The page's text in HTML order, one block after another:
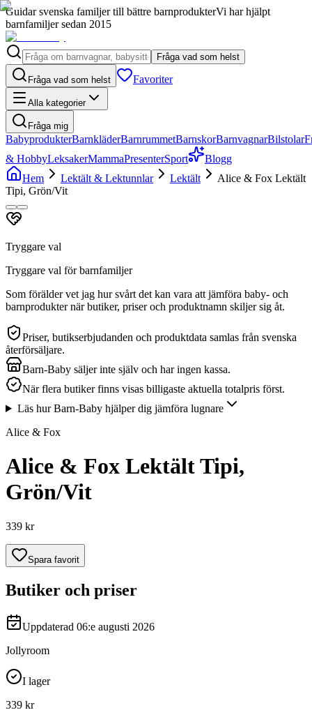
Guidar svenska familjer till bättre barnprodukterVi har hjälpt
barnfamiljer sedan 2015
Fråga vad som helst
Fråga vad som helst Favoriter
Alla kategorier
Fråga mig
BabyprodukterBarnkläderBarnrummetBarnskorBarnvagnarBilstolar
& HobbyLeksakerMammaPresenterSport
Blogg
Hem
Lektält & Lektunnlar Lektält
Alice & Fox Lektält
Tipi, Grön/Vit
Tryggare val
Tryggare val för barnfamiljer
Som förälder vet jag hur svårt det kan vara att jämföra baby- och
barnprodukter när butiker, priser och produktnamn skiljer sig åt.
Priser, butikserbjudanden och produktdata samlas från svenska
återförsäljare.
Barn-Baby säljer inte själv och har ingen kassa.
När flera butiker finns visas billigaste aktuella totalpris först.
Läs hur Barn-Baby hjälper dig jämföra lugnare
Alice & Fox
Alice & Fox Lektält Tipi,
Grön/Vit
339 kr
Spara favorit
Butiker och priser
Uppdaterad 06:e augusti 2026
Jollyroom
I lager
339 kr